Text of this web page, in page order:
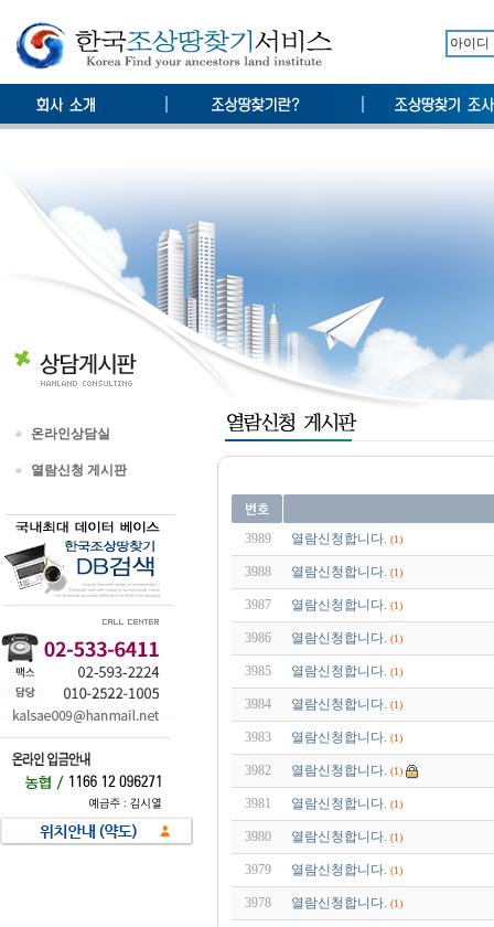
온라인상담실
열람신청 게시판
3989 열람신청합니다. (1)
3988 열람신청합니다. (1)
3987 열람신청합니다. (1)
3986 열람신청합니다. (1)
3985 열람신청합니다. (1)
3984 열람신청합니다. (1)
3983 열람신청합니다. (1)
3982 열람신청합니다. (1)
3981 열람신청합니다. (1)
3980 열람신청합니다. (1)
3979 열람신청합니다. (1)
3978 열람신청합니다. (1)